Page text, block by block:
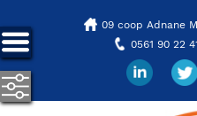
09 coop Adnane
0561 90 22